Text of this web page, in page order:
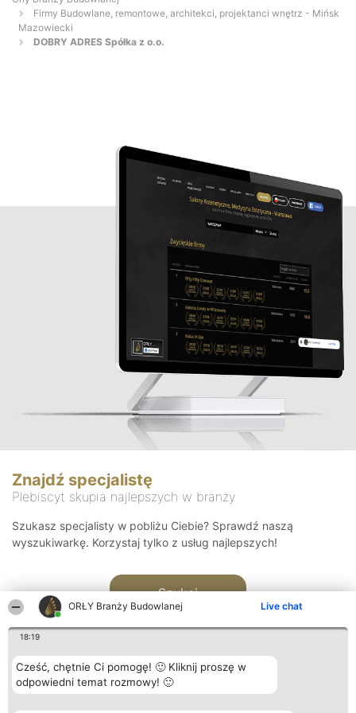
ORŁY Branży Budowlanej Live chat
18:19
Cześć, chętnie Ci pomogę! 🙂 Kliknij proszę w
odpowiedni temat rozmowy! 🙂
Firmy Budowlane, remontowe, architekci, projektanci wnętrz - Mińsk
Mazowiecki
DOBRY ADRES Spółka z o.o.
Znajdź specjalistę
Plebiscyt skupia najlepszych w branży
Szukasz specjalisty w pobliżu Ciebie? Sprawdź naszą
wyszukiwarkę. Korzystaj tylko z usług najlepszych!
Szukaj
Organizator plebiscytu Plebiscyt Kontakt